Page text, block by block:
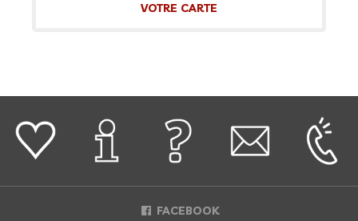
VOTRE CARTE
FACEBOOK